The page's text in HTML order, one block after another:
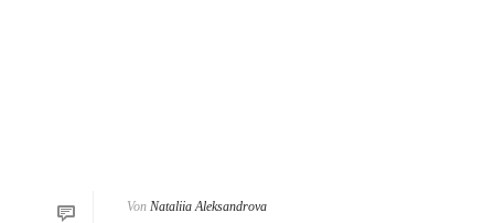
Von Nataliia Aleksandrova